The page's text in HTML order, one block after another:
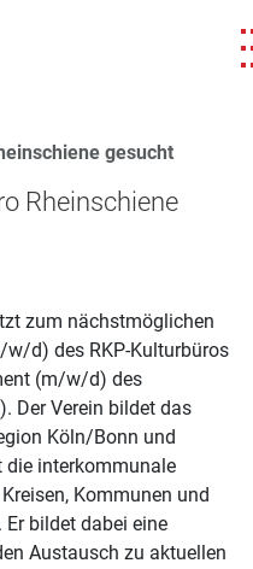
gesucht
Rheinschiene
zum nächstmöglichen
d) des RKP-Kulturbüros
(m/w/d) des
Der Verein bildet das
Köln/Bonn und
die interkommunale
Kommunen und
Er bildet dabei eine
Austausch zu aktuellen